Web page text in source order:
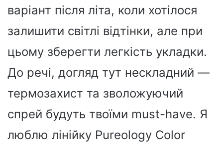
варіант після літа, коли хотілося
залишити світлі відтінки, але при
цьому зберегти легкість укладки.
До речі, догляд тут нескладний —
термозахист та зволожуючий
спрей будуть твоїми must-have. Я
люблю лінійку Pureology Color